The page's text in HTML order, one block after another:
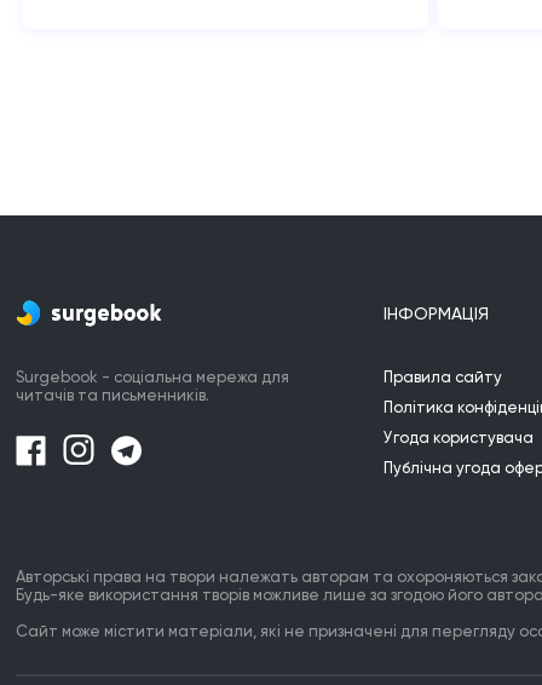
Surgebook - соціальна мережа для
читачів та письменників.
ІНФОРМАЦІЯ
Правила сайту
Політика
Угода користувача
Публічна угода
Авторські права на твори належать авторам та охороняються
Будь-яке використання творів можливе лише за згодою його
Сайт може містити матеріали, які не призначені для перегляду